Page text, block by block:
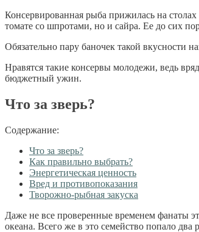
Консервированная рыба прижилась на
томате со шпротами, но и сайра. Ее до сих
Обязательно пару баночек такой вкусности
Нравятся такие консервы молодежи, ведь
бюджетный ужин.
Что за зверь?
Содержание:
Что за зверь?
Как правильно выбрать?
Энергетическая ценность
Вред и противопоказания
Творожно-рыбная закуска
Даже не все проверенные временем фанаты
океана. Всего же в это семейство попало